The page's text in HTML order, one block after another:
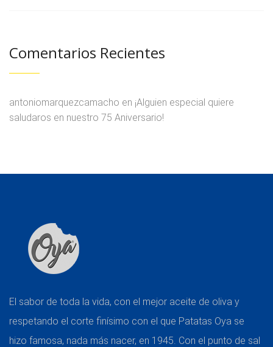
Comentarios Recientes
antoniomarquezcamacho en ¡Alguien especial quiere
saludaros en nuestro 75 Aniversario!
El sabor de toda la vida, con el mejor aceite de oliva y
respetando el corte finísimo con el que Patatas Oya se
hizo famosa, nada más nacer, en 1945. Con el punto de sal